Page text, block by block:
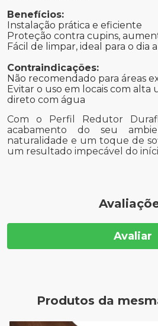
Benefícios:
Instalação prática e eficiente
Proteção contra cupins,
Fácil de limpar, ideal para o dia
Contraindicações:
Não recomendado para áreas
Evitar o uso em locais com
direto com água
Com o Perfil Redutor
acabamento do seu
naturalidade e um toque de
um resultado impecável do
Avaliar
Produtos da